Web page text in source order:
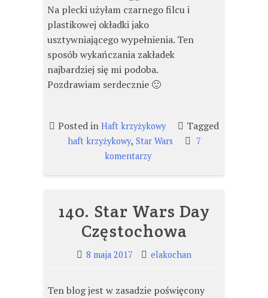
Na plecki użyłam czarnego filcu i
plastikowej okładki jako
usztywniającego wypełnienia. Ten
sposób wykańczania zakładek
najbardziej się mi podoba.
Pozdrawiam serdecznie 🙂
Posted in Haft krzyżykowy Tagged
haft krzyżykowy, Star Wars
7
komentarzydo
140. Star Wars Day
Częstochowa
8 maja 2017 elakochan
Ten blog jest w zasadzie poświęcony